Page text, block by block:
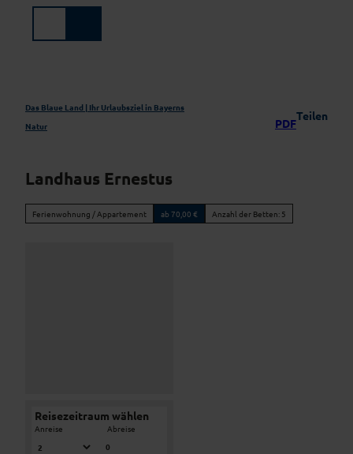
Das Blaue Land | Ihr Urlaubsziel in Bayerns
Natur
PDF
Teilen
Landhaus Ernestus
Ferienwohnung / Appartement ab 70,00 € Anzahl der Betten: 5
Reisezeitraum wählen
Anreise
-
Abreise
0